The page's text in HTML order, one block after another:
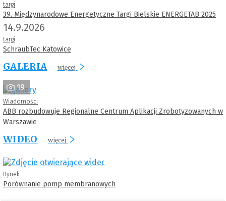
targi
39. Międzynarodowe Energetyczne Targi Bielskie ENERGETAB 2025
14.9.2026
targi
SchraubTec Katowice
GALERIA więcej
19
Wiadomości
ABB rozbudowuje Regionalne Centrum Aplikacji Zrobotyzowanych w
Warszawie
WIDEO więcej
Rynek
Porównanie pomp membranowych